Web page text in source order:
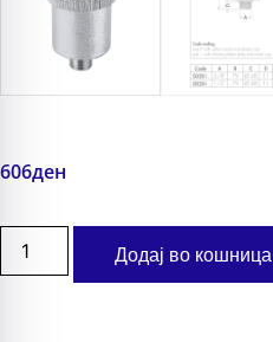
606ден
Додај во кошница